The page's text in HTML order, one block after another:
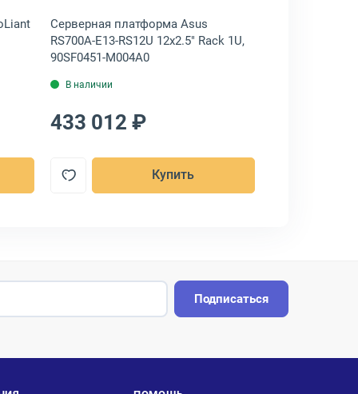
Серверная платформа Asus
RS700A-E13-RS12U 12x2.5" Rack 1U,
90SF0451-M004A0
В наличии
433 012 ₽
Купить
Подписаться